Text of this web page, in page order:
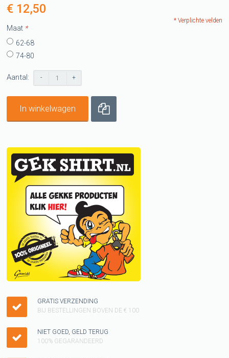
€ 12,50
*
Maat
62-68
74-80
* Verplichte velden
Aantal: - +
In winkelwagen
GRATIS VERZENDING
BIJ BESTELLINGEN BOVEN DE € 100
NIET GOED, GELD TERUG
100% GEGARANDEERD